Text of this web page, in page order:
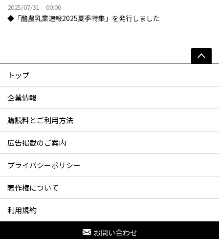
2025/07/31 00:00
◆「酪農乳業速報2025夏季特集」を発行しました
トップ
企業情報
購読料とご利用方法
広告掲載のご案内
プライバシーポリシー
著作権について
利用規約
お問い合わせ